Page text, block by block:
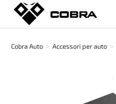
Salta
contenuto
Cobra Auto > Accessori per auto >